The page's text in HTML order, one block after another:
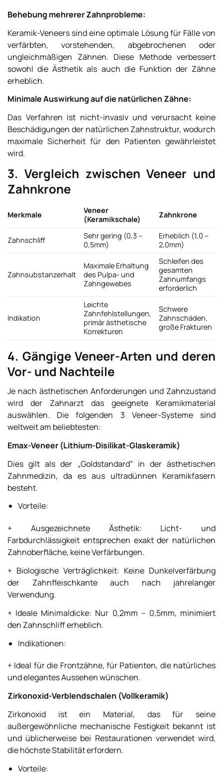
Behebung mehrerer Zahnprobleme:
Keramik-Veneers sind eine optimale Lösung für Fälle von
verfärbten, vorstehenden, abgebrochenen oder
ungleichmäßigen Zähnen. Diese Methode verbessert
sowohl die Ästhetik als auch die Funktion der Zähne
erheblich.
Minimale Auswirkung auf die natürlichen Zähne:
Das Verfahren ist nicht-invasiv und verursacht keine
Beschädigungen der natürlichen Zahnstruktur, wodurch
maximale Sicherheit für den Patienten gewährleistet
wird.
3. Vergleich zwischen Veneer und
Zahnkrone
Merkmale
Veneer
(Keramikschale)
Zahnkrone
Zahnschliff
Sehr gering (0,3 –
0,5mm)
Erheblich (1,0 –
2,0mm)
Zahnsubstanzerhalt
Maximale Erhaltung
des Pulpa- und
Zahngewebes
Schleifen des
gesamten
Zahnumfangs
erforderlich
Indikation
Leichte
Zahnfehlstellungen,
primär ästhetische
Korrekturen
Schwere
Zahnschäden,
große Frakturen
4. Gängige Veneer-Arten und deren
Vor- und Nachteile
Je nach ästhetischen Anforderungen und Zahnzustand
wird der Zahnarzt das geeignete Keramikmaterial
auswählen. Die folgenden 3 Veneer-Systeme sind
weltweit am beliebtesten:
Emax-Veneer (Lithium-Disilikat-Glaskeramik)
Dies gilt als der „Goldstandard” in der ästhetischen
Zahnmedizin, da es aus ultradünnen Keramikfasern
besteht.
Vorteile:
+ Ausgezeichnete Ästhetik: Licht- und
Farbdurchlässigkeit entsprechen exakt der natürlichen
Zahnoberfläche, keine Verfärbungen.
+ Biologische Verträglichkeit: Keine Dunkelverfärbung
der Zahnfleischkante auch nach jahrelanger
Verwendung.
+ Ideale Minimaldicke: Nur 0,2mm – 0,5mm, minimiert
den Zahnschliff erheblich.
Indikationen:
+ Ideal für die Frontzähne, für Patienten, die natürliches
und elegantes Aussehen wünschen.
Zirkonoxid-Verblendschalen (Vollkeramik)
Zirkonoxid ist ein Material, das für seine
außergewöhnliche mechanische Festigkeit bekannt ist
und üblicherweise bei Restaurationen verwendet wird,
die höchste Stabilität erfordern.
Vorteile: